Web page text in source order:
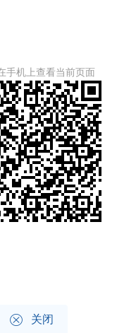
手机上查看当前页面
 关闭